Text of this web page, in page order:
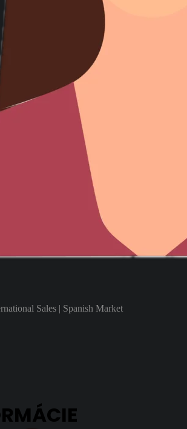
Sales | Spanish Market